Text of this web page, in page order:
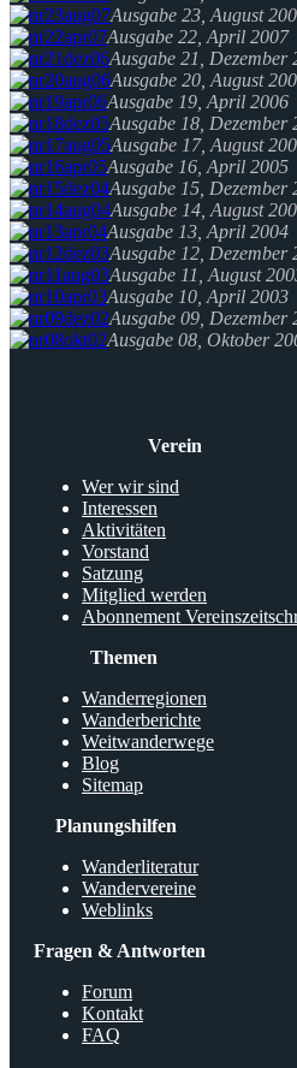
Ausgabe 23, August
Ausgabe 22, April 2007
Ausgabe 21, Dezember
Ausgabe 20, August
Ausgabe 19, April 2006
Ausgabe 18, Dezember
Ausgabe 17, August
Ausgabe 16, April 2005
Ausgabe 15, Dezember
Ausgabe 14, August
Ausgabe 13, April 2004
Ausgabe 12, Dezember
Ausgabe 11, August
Ausgabe 10, April 2003
Ausgabe 09, Dezember
Ausgabe 08, Oktober
Verein
Wer wir sind
Interessen
Aktivitäten
Vorstand
Satzung
Mitglied werden
Abonnement
Themen
Wanderregionen
Wanderberichte
Weitwanderwege
Blog
Sitemap
Planungshilfen
Wanderliteratur
Wandervereine
Weblinks
Fragen & Antworten
Forum
Kontakt
FAQ